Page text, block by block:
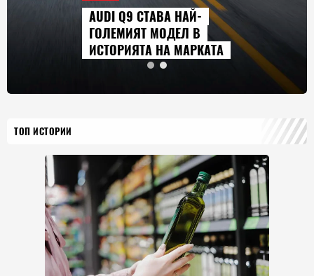
AUDI Q9 СТАВА НАЙ-
ГОЛЕМИЯТ МОДЕЛ В
ИСТОРИЯТА НА МАРКАТА
ТОП ИСТОРИИ